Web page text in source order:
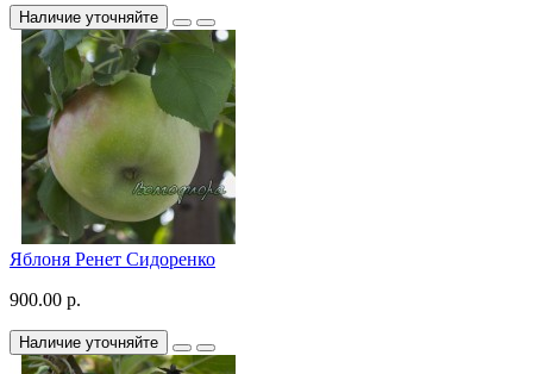
Наличие уточняйте
Яблоня Ренет Сидоренко
900.00 р.
Наличие уточняйте